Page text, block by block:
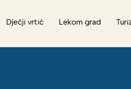
Dječji vrtić Lekom grad